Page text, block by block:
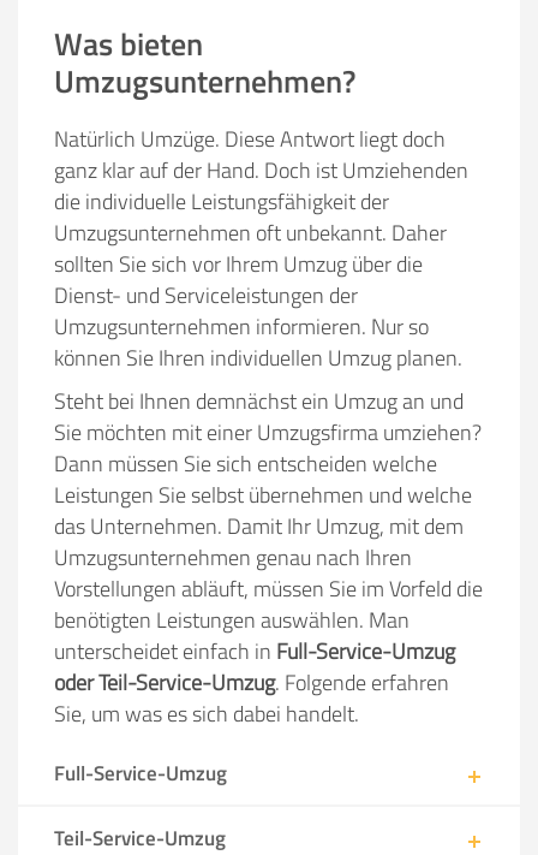
Was bieten
Umzugsunternehmen?
Natürlich Umzüge. Diese Antwort liegt doch
ganz klar auf der Hand. Doch ist Umziehenden
die individuelle Leistungsfähigkeit der
Umzugsunternehmen oft unbekannt. Daher
sollten Sie sich vor Ihrem Umzug über die
Dienst- und Serviceleistungen der
Umzugsunternehmen informieren. Nur so
können Sie Ihren individuellen Umzug planen.
Steht bei Ihnen demnächst ein Umzug an und
Sie möchten mit einer Umzugsfirma umziehen?
Dann müssen Sie sich entscheiden welche
Leistungen Sie selbst übernehmen und welche
das Unternehmen. Damit Ihr Umzug, mit dem
Umzugsunternehmen genau nach Ihren
Vorstellungen abläuft, müssen Sie im Vorfeld die
benötigten Leistungen auswählen. Man
unterscheidet einfach in Full-Service-Umzug
oder Teil-Service-Umzug. Folgende erfahren
Sie, um was es sich dabei handelt.
Full-Service-Umzug
Teil-Service-Umzug